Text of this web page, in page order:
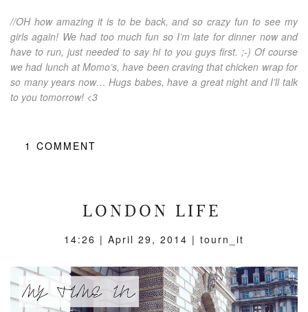
//OH how amazing it is to be back, and so crazy fun to see my
girls again! We had too much fun so I’m late for dinner now and
have to run, just needed to say hi to you guys first. ;-) Of course
we had lunch at Momo’s, have been craving that chicken wrap for
so many years now… Hugs babes, have a great night and I’ll talk
to you tomorrow! <3
1 COMMENT
LONDON LIFE
14:26 | April 29, 2014 | tourn_it